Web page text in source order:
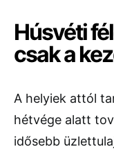
Húsvéti
csak a
A helyiek attól
hétvége alatt
idősebb